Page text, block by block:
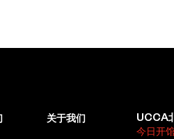
关于我们
UCCA
今日开